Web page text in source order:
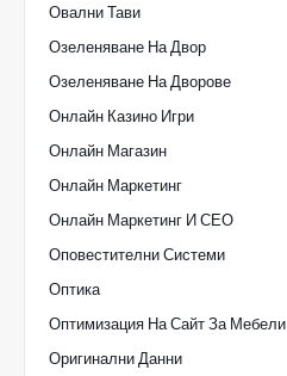
Овални Тави
Озеленяване На Двор
Озеленяване На Дворове
Онлайн Казино Игри
Онлайн Магазин
Онлайн Маркетинг
Онлайн Маркетинг И СЕО
Оповестителни Системи
Оптика
Оптимизация На Сайт За Мебели
Оригинални Данни